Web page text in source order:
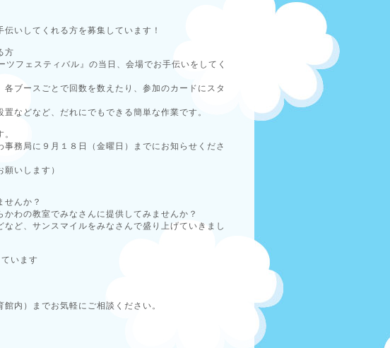
いしてくれる方を募集しています！
方
フェスティバル』の当日、会場でお手伝いをしてく
ブースごとで回数を数えたり、参加のカードにスタ
などなど、だれにでもできる簡単な作業です。
務局に９月１８日（金曜日）までにお知らせくださ
いします）
せんか？
わの教室でみなさんに提供してみませんか？
ど、サンスマイルをみなさんで盛り上げていきまし
います
内）までお気軽にご相談ください。